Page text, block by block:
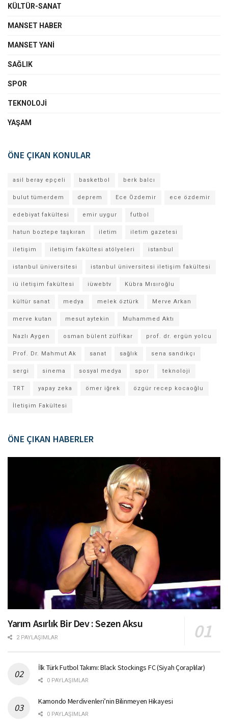
KÜLTÜR-SANAT
MANSET HABER
MANSET YANI
SAĞLIK
SPOR
TEKNOLOJI
YAŞAM
ÖNE ÇIKAN KONULAR
asil beray epçeli basketbol berk balcı
bulut tümerdem deprem Ece Özdemir ece özdemir
edebiyat fakültesi emir uygur futbol
hatun boztepe taşkıran iletim iletim gazetesi
iletişim iletişim fakültesi atölyeleri istanbul
istanbul üniversitesi istanbul üniversitesi iletişim fakültesi
iü iletişim fakültesi iüwebtv Kübra Mısıroğlu
kültür sanat medya melek öztürk Merve Arkan
merve kutan mesut aytekin Muhammed Aktı
Nazlı Aygen osman bülent zülfikar prof. dr. ergün yolcu
Prof. Dr. Mahmut Ak sanat sağlık sena sandıkçı
sergi sinema sosyal medya spor teknoloji
TRT yapay zeka ömer iğrek özgür recep kocaoğlu
İletişim Fakültesi
ÖNE ÇIKAN HABERLER
Yarım Asırlık Bir Dev : Sezen Aksu
2 PAYLAŞIMLAR
İlk Türk Futbol Takımı: Black Stockings FC (Siyah Çoraplılar)
0 PAYLAŞIMLAR
Kamondo Merdivenleri’nin Bilinmeyen Hikayesi
0 PAYLAŞIMLAR